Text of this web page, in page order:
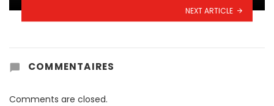
NEXT ARTICLE
COMMENTAIRES
Comments are closed.